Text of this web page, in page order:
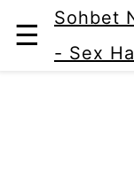
☰
Sohbet
- Sex